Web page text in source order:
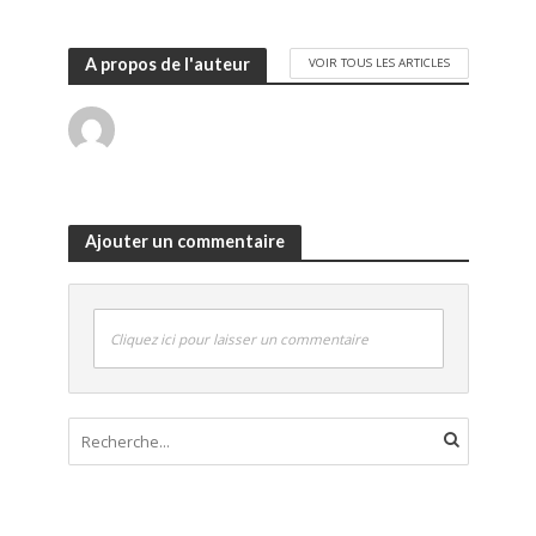
A propos de l'auteur VOIR TOUS LES ARTICLES
Ajouter un commentaire
Cliquez ici pour laisser un commentaire